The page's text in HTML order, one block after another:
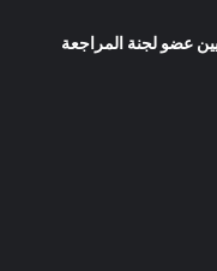
عضو لجنة المراجعة